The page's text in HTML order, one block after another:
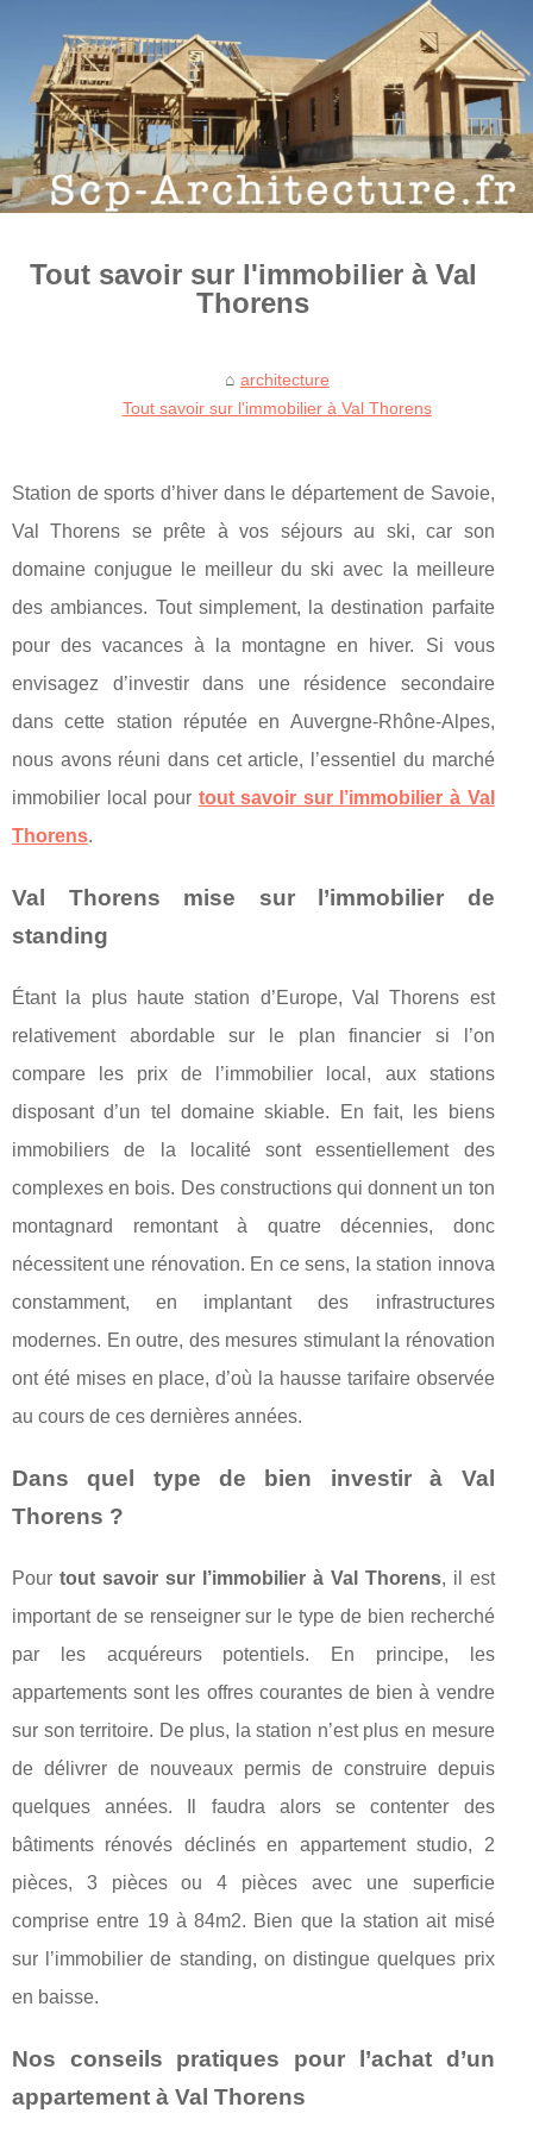
Tout savoir sur l'immobilier à Val
Thorens
architecture
Tout savoir sur l'immobilier à Val Thorens
Station de sports d’hiver dans le département de Savoie,
Val Thorens se prête à vos séjours au ski, car son
domaine conjugue le meilleur du ski avec la meilleure
des ambiances. Tout simplement, la destination parfaite
pour des vacances à la montagne en hiver. Si vous
envisagez d’investir dans une résidence secondaire
dans cette station réputée en Auvergne-Rhône-Alpes,
nous avons réuni dans cet article, l’essentiel du marché
immobilier local pour tout savoir sur l’immobilier à Val
Thorens.
Val Thorens mise sur l’immobilier de
standing
Étant la plus haute station d’Europe, Val Thorens est
relativement abordable sur le plan financier si l’on
compare les prix de l’immobilier local, aux stations
disposant d’un tel domaine skiable. En fait, les biens
immobiliers de la localité sont essentiellement des
complexes en bois. Des constructions qui donnent un ton
montagnard remontant à quatre décennies, donc
nécessitent une rénovation. En ce sens, la station innova
constamment, en implantant des infrastructures
modernes. En outre, des mesures stimulant la rénovation
ont été mises en place, d’où la hausse tarifaire observée
au cours de ces dernières années.
Dans quel type de bien investir à Val
Thorens ?
Pour tout savoir sur l’immobilier à Val Thorens, il est
important de se renseigner sur le type de bien recherché
par les acquéreurs potentiels. En principe, les
appartements sont les offres courantes de bien à vendre
sur son territoire. De plus, la station n’est plus en mesure
de délivrer de nouveaux permis de construire depuis
quelques années. Il faudra alors se contenter des
bâtiments rénovés déclinés en appartement studio, 2
pièces, 3 pièces ou 4 pièces avec une superficie
comprise entre 19 à 84m2. Bien que la station ait misé
sur l’immobilier de standing, on distingue quelques prix
en baisse.
Nos conseils pratiques pour l’achat d’un
appartement à Val Thorens